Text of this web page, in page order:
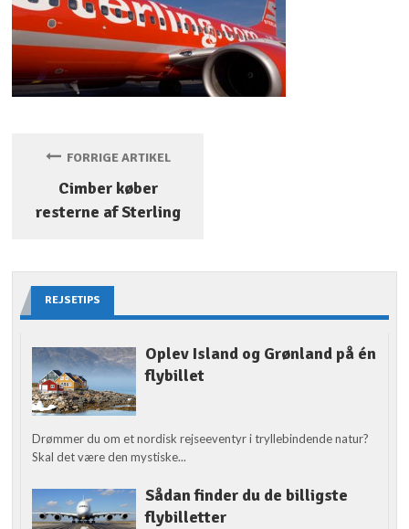
FORRIGE ARTIKEL
Cimber køber
resterne af Sterling
REJSETIPS
Oplev Island og Grønland på én
flybillet
Drømmer du om et nordisk rejseeventyr i tryllebindende natur?
Skal det være den mystiske...
Sådan finder du de billigste
flybilletter